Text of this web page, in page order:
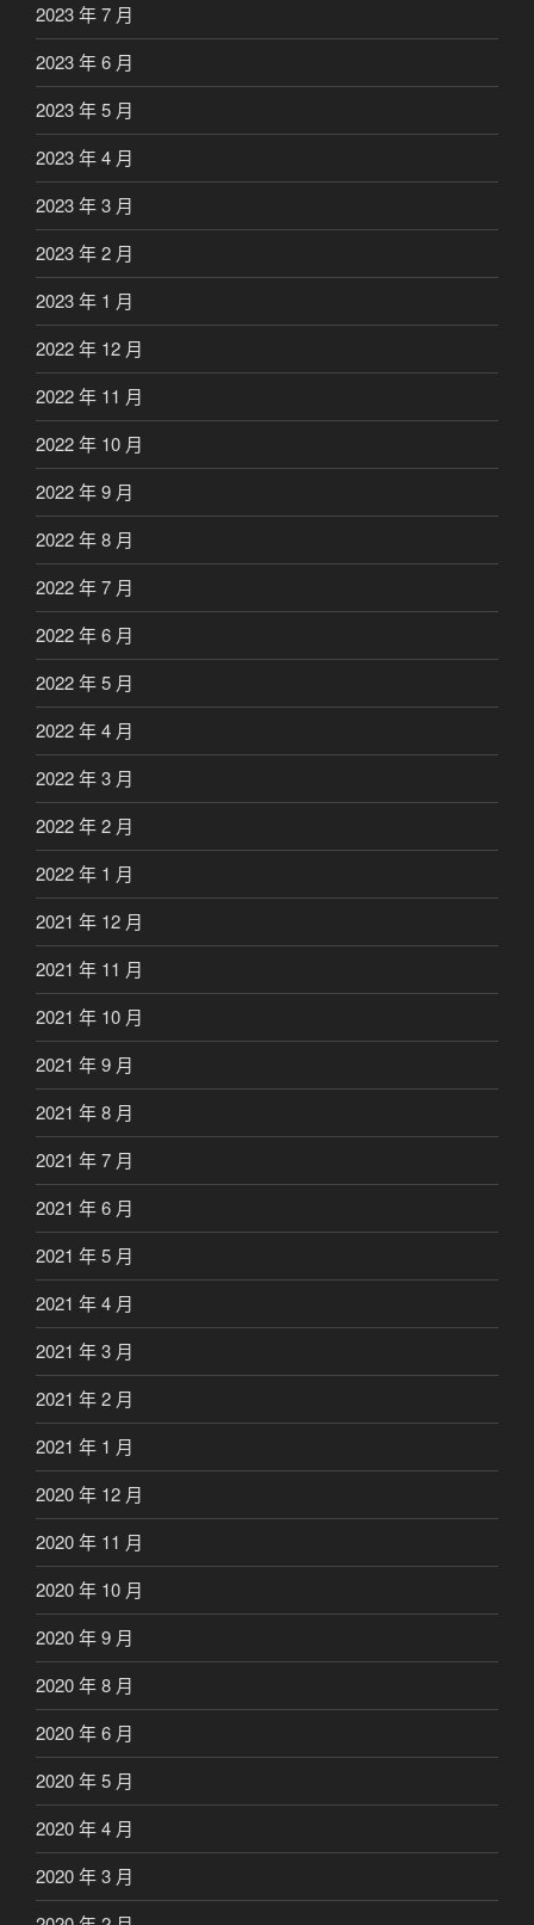
2023 年 7 月
2023 年 6 月
2023 年 5 月
2023 年 4 月
2023 年 3 月
2023 年 2 月
2023 年 1 月
2022 年 12 月
2022 年 11 月
2022 年 10 月
2022 年 9 月
2022 年 8 月
2022 年 7 月
2022 年 6 月
2022 年 5 月
2022 年 4 月
2022 年 3 月
2022 年 2 月
2022 年 1 月
2021 年 12 月
2021 年 11 月
2021 年 10 月
2021 年 9 月
2021 年 8 月
2021 年 7 月
2021 年 6 月
2021 年 5 月
2021 年 4 月
2021 年 3 月
2021 年 2 月
2021 年 1 月
2020 年 12 月
2020 年 11 月
2020 年 10 月
2020 年 9 月
2020 年 8 月
2020 年 6 月
2020 年 5 月
2020 年 4 月
2020 年 3 月